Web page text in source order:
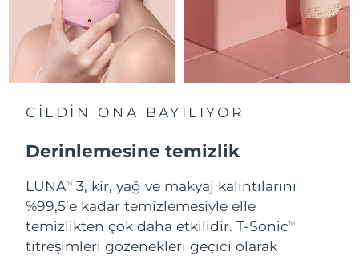
CİLDİN ONA BAYILIYOR
Derinlemesine temizlik
LUNATM
3, kir, yağ ve makyaj kalıntılarını
%99,5’e kadar temizlemesiyle elle
temizlikten çok daha etkilidir. T-SonicTM
titreşimleri gözenekleri geçici olarak
Hollanda
Tahmini teslim tarihi
10/08/2026
Yeni Zelanda
Tahmini teslim tarihi
Umman
13/08/2026
Filipinler
Tahmini teslim tarihi
13/08/2026